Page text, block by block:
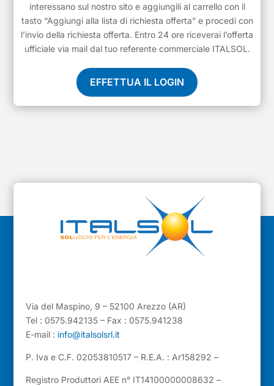
interessano sul nostro sito e aggiungili al carrello con il
tasto “Aggiungi alla lista di richiesta offerta” e procedi con
l’invio della richiesta offerta. Entro 24 ore riceverai l’offerta
ufficiale via mail dal tuo referente commerciale ITALSOL.
EFFETTUA IL LOGIN
Via del Maspino, 9 – 52100 Arezzo (AR)
Tel : 0575.942135 – Fax : 0575.941238
E-mail : info@italsolsrl.it
P. Iva e C.F. 02053810517 – R.E.A. : Ar158292 –
Registro Produttori AEE n° IT14100000008632 –